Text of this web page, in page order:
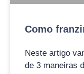
Como
Neste artigo
de 3 maneiras